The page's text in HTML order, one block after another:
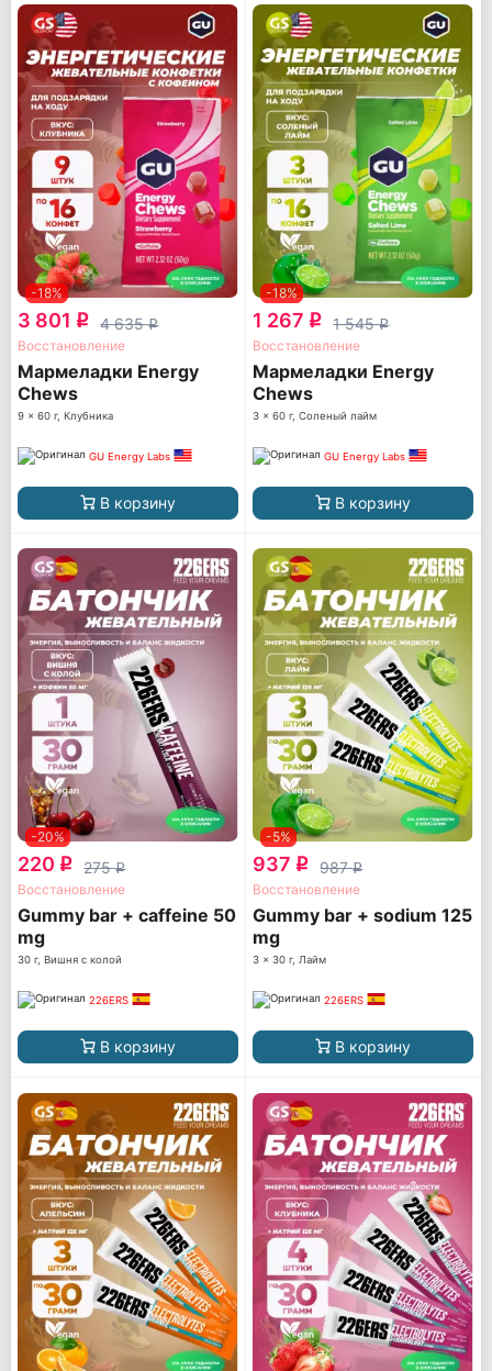
-18%
3 801 q 4 635q
Восстановление
Мармеладки Energy
Chews
9 x 60 г, Клубника
GU Energy Labs
В корзину
-18%
1 267 q 1 545q
Восстановление
Мармеладки Energy
Chews
3 x 60 г, Соленый лайм
GU Energy Labs
В корзину
-20%
220 q 275q
Восстановление
Gummy bar + caffeine 50
mg
30 г, Вишня с колой
226ERS
В корзину
-5%
937 q 987q
Восстановление
Gummy bar + sodium 125
mg
3 x 30 г, Лайм
226ERS
В корзину